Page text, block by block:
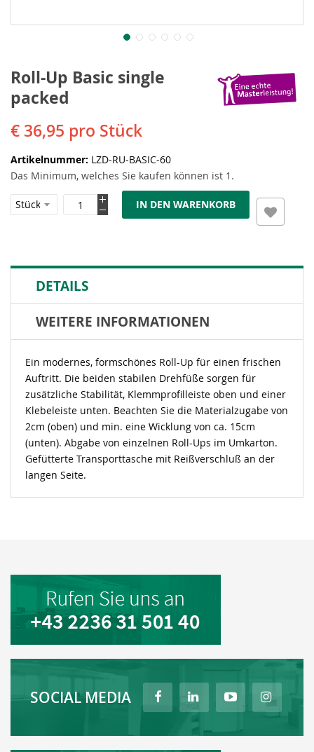
Roll-Up Basic single
packed
€ 36,95 pro Stück
Artikelnummer LZD-RU-BASIC-60
Das Minimum, welches Sie kaufen können ist 1.
IN DEN WARENKORB
DETAILS
WEITERE INFORMATIONEN
Ein modernes, formschönes Roll-Up für einen frischen
Auftritt. Die beiden stabilen Drehfüße sorgen für
zusätzliche Stabilität, Klemmprofilleiste oben und einer
Klebeleiste unten. Beachten Sie die Materialzugabe von
2cm (oben) und min. eine Wicklung von ca. 15cm
(unten). Abgabe von einzelnen Roll-Ups im Umkarton.
Gefütterte Transporttasche mit Reißverschluß an der
langen Seite.
SOCIAL MEDIA